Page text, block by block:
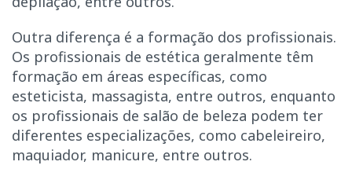
Outra diferença é a formação dos profissionais.
Os profissionais de estética geralmente têm
formação em áreas específicas, como
esteticista, massagista, entre outros, enquanto
os profissionais de salão de beleza podem ter
diferentes especializações, como cabeleireiro,
maquiador, manicure, entre outros.